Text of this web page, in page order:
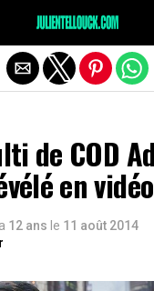
de COD
en vidéo
12 ans le 11 août 2014